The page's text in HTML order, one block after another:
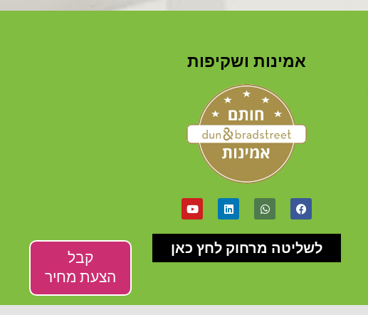
קבל
הצעת מחיר
אמינות ושקיפות
לשליטה מרחוק לחץ כאן